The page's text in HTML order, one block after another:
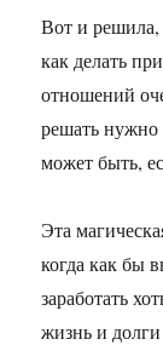
Вот и решила,
как делать
отношений
решать нужно
может быть,
Эта
когда как бы
заработать
жизнь и